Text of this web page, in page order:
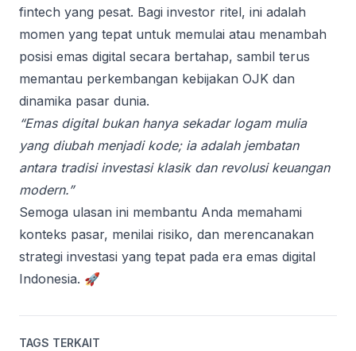
fintech yang pesat. Bagi investor ritel, ini adalah
momen yang tepat untuk memulai atau menambah
posisi emas digital secara bertahap, sambil terus
memantau perkembangan kebijakan OJK dan
dinamika pasar dunia.
“Emas digital bukan hanya sekadar logam mulia
yang diubah menjadi kode; ia adalah jembatan
antara tradisi investasi klasik dan revolusi keuangan
modern.”
Semoga ulasan ini membantu Anda memahami
konteks pasar, menilai risiko, dan merencanakan
strategi investasi yang tepat pada era emas digital
Indonesia. 🚀
TAGS TERKAIT